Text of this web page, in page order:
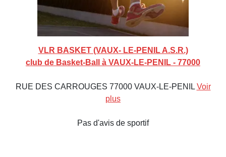
VLR BASKET (VAUX- LE-PENIL A.S.R.)
club de Basket-Ball à VAUX-LE-PENIL - 77000
RUE DES CARROUGES 77000 VAUX-LE-PENIL Voir
plus
Pas d'avis de sportif